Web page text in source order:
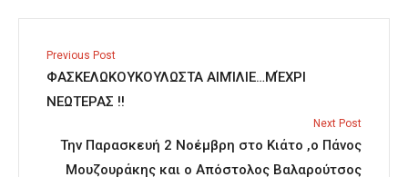
Previous Post
ΦΑΣΚΕΛΩΚΟΥΚΟΥΛΩΣΤΑ ΑΙΜΊΛΙΕ…ΜΈΧΡΙ
ΝΕΩΤΕΡΑΣ !!
Next Post
Την Παρασκευή 2 Νοέμβρη στο Κιάτο ,ο Πάνος
Μουζουράκης και ο Απόστολος Βαλαρούτσος